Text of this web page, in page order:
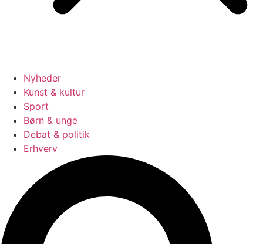
Nyheder
Kunst & kultur
Sport
Børn & unge
Debat & politik
Erhverv